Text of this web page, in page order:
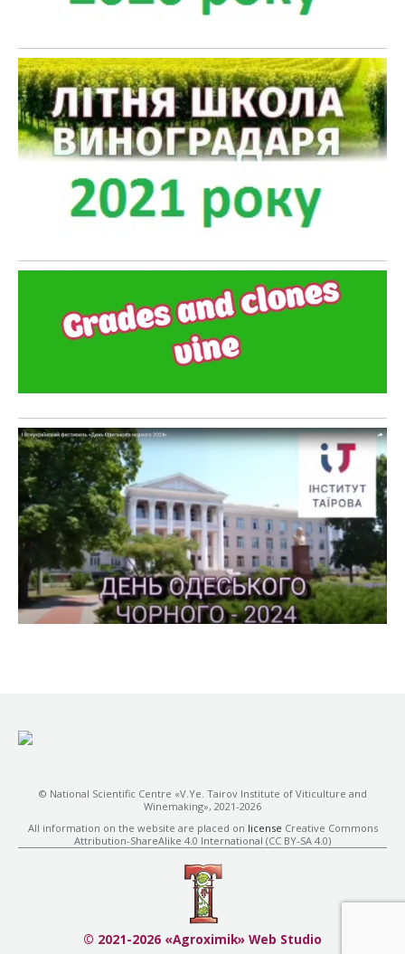
© National Scientific Centre «V.Ye. Tairov Institute of Viticulture and
Winemaking», 2021-2026
All information on the website are placed on license Creative Commons
Attribution-ShareAlike 4.0 International (CC BY-SA 4.0)
© 2021-2026 «Agroximik» Web Studio